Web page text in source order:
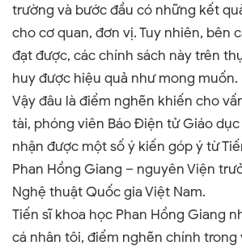
trường và bước đầu có những kết
cho cơ quan, đơn vị.Tuy nhiên, bên
đạt được, các chính sách này trên
huy được hiệu quả như mong muốn.
Vậy đâu là điểm nghẽn khiến cho
tài, phóng viên Báo Điện tử Giáo dục
nhận được một số ý kiến góp ý từ
Phan Hồng Giang – nguyên Viện
Nghệ thuật Quốc gia Việt Nam.
Tiến sĩ khoa học Phan Hồng Giang
cá nhân tôi, điểm nghẽn chính